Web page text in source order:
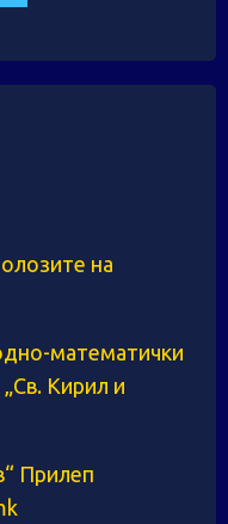
на
математички
Кирил и
Прилеп